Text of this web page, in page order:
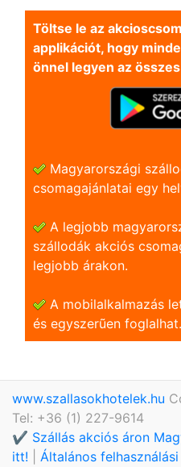
Töltse le az
applikációt, hogy
önnel legyen az
Magyarországi
csomagajánlatai egy
A legjobb
szállodák akciós
legjobb árakon.
A mobilalkalmazás
és egyszerũen foglalhat.
www.szallasokhotelek.hu
Tel: +36 (1) 227-9614
✔️ Szállás akciós áron
itt!
Általános